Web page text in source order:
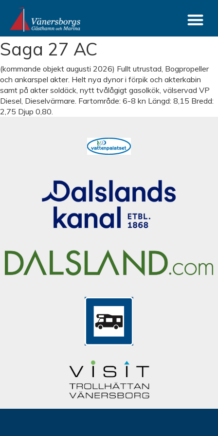
Saga 27 AC
(kommande objekt augusti 2026) Fullt utrustad, Bogpropeller
och ankarspel akter. Helt nya dynor i förpik och akterkabin
samt på akter soldäck, nytt tvålågigt gasolkök, välservad VP
Diesel, Dieselvärmare. Fartområde: 6-8 kn Längd: 8,15 Bredd:
2,75 Djup 0,80.